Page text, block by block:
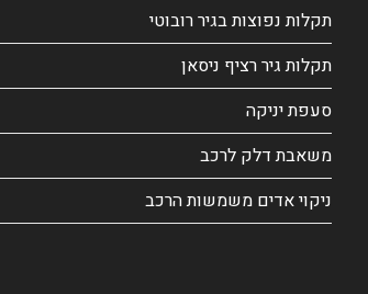
תקלות נפוצות בגיר רובוטי
תקלות גיר רציף ניסאן
סעפת יניקה
משאבת דלק לרכב
ניקוי אדים משמשות הרכב